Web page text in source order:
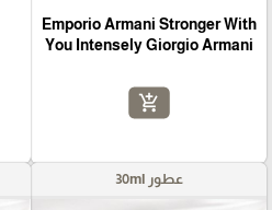
Emporio Armani Stronger With
You Intensely Giorgio Armani
add_shopping_cart
عطور 30ml